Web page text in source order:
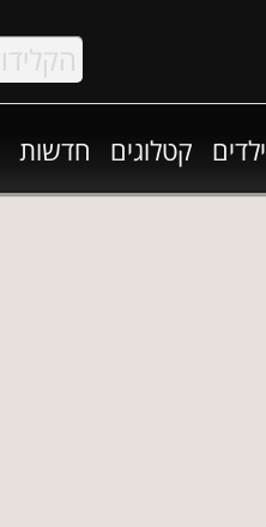
קטלוגים חדשות